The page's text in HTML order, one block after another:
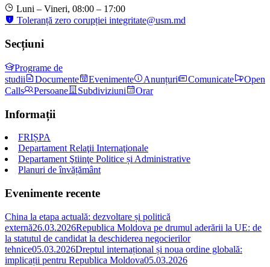
Luni – Vineri, 08:00 – 17:00
Toleranță zero corupției integritate@usm.md
Secțiuni
Programe de
studii
Documente Evenimente Anunțuri Comunicate
Open
Calls
Persoane Subdiviziuni Orar
Informații
FRIȘPA
Departament Relaţii Internaţionale
Departament Ştiinţe Politice și Administrative
Planuri de învățământ
Evenimente recente
China la etapa actuală: dezvoltare și politică
externă26.03.2026Republica Moldova pe drumul aderării la UE: de
la statutul de candidat la deschiderea negocierilor
tehnice05.03.2026Dreptul internațional și noua ordine globală:
implicații pentru Republica Moldova05.03.2026